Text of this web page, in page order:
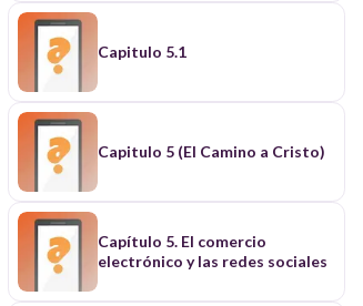
Capitulo 5.1
Capitulo 5 (El Camino a Cristo)
Capítulo 5. El comercio
electrónico y las redes sociales